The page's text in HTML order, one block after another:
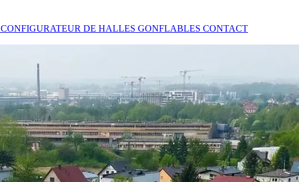
CONFIGURATEUR DE HALLES GONFLABLES CONTACT